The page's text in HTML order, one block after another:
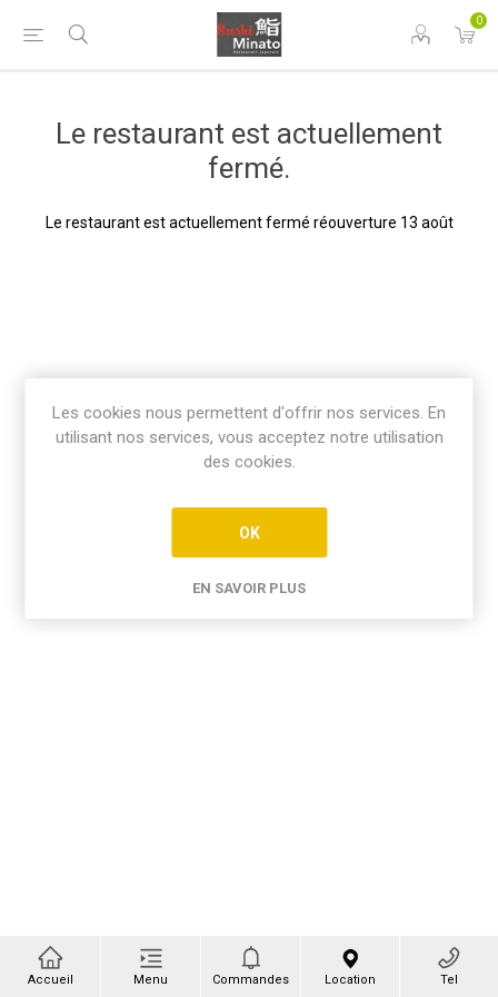
0
Le restaurant est actuellement
fermé.
Le restaurant est actuellement fermé réouverture 13 août
Accueil Menu Commandes Location Tel
Les cookies nous permettent d'offrir nos services. En
utilisant nos services, vous acceptez notre utilisation
des cookies.
OK
EN SAVOIR PLUS